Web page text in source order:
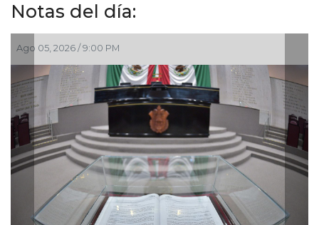
Notas del día:
Ago 05, 2026 / 9:00 PM